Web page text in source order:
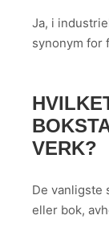
Ja, i
synonym for
VERK?
De vanligste
eller bok,